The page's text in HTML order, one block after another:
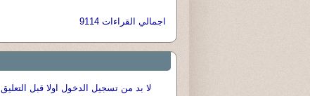
اجمالي القراءات 9114
لا بد من تسجيل الدخول اولا قبل التعليق